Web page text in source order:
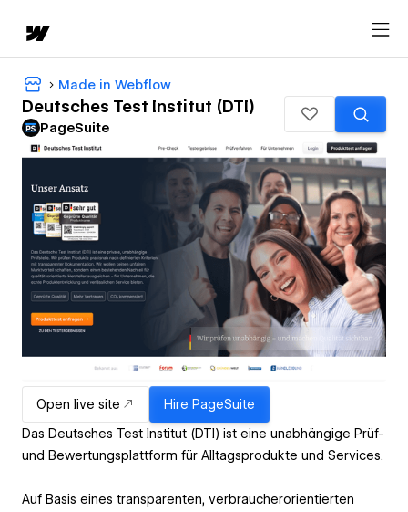
Made in Webflow
Deutsches Test Institut (DTI)
PageSuite
Open live site Hire PageSuite
Das Deutsches Test Institut (DTI) ist eine unabhängige Prüf-
und Bewertungsplattform für Alltagsprodukte und Services.
Auf Basis eines transparenten, verbraucherorientierten